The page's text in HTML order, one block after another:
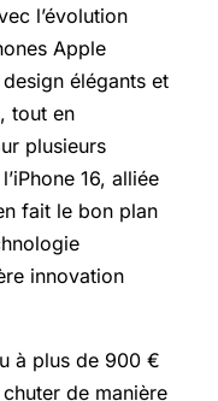
l’évolution
Apple
élégants et
tout en
plusieurs
16, alliée
fait le bon plan
innovation
à plus de 900 €
de manière